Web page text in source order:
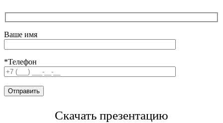
Ваше имя
*Телефон
Скачать презентацию